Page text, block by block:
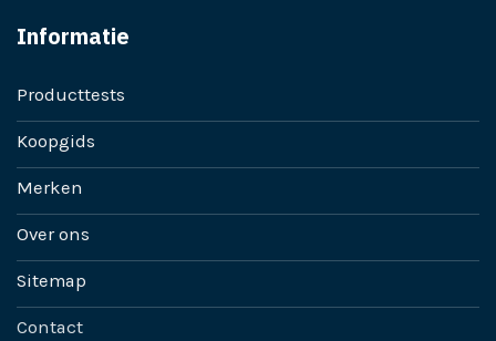
Informatie
Producttests
Koopgids
Merken
Over ons
Sitemap
Contact